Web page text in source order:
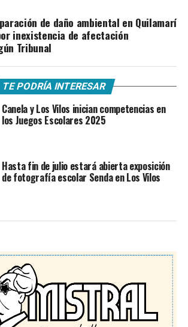
de daño ambiental en Quilamarí
inexistencia de afectación
Tribunal
TE PODRÍA INTERESAR
Canela y Los Vilos inician competencias en
los Juegos Escolares 2025
Hasta fin de julio estará abierta exposición
de fotografía escolar Senda en Los Vilos